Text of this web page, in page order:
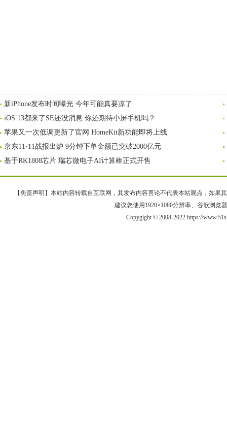
新iPhone发布时间曝光 今年可能真要凉了
iOS 13都来了SE还没消息 你还期待小屏手机吗？
苹果又一次低调更新了官网 HomeKit新功能即将上线
京东11·11战报出炉 9分钟下单金额已突破2000亿元
基于RK1808芯片 瑞芯微电子AI计算棒正式开售
【免责声明】本站内容转载自互联网，其发布内容言论不代表本站观点，如果
建议您使用1920×1080分辨率、谷歌浏览
Copygight © 2008-2022 https://